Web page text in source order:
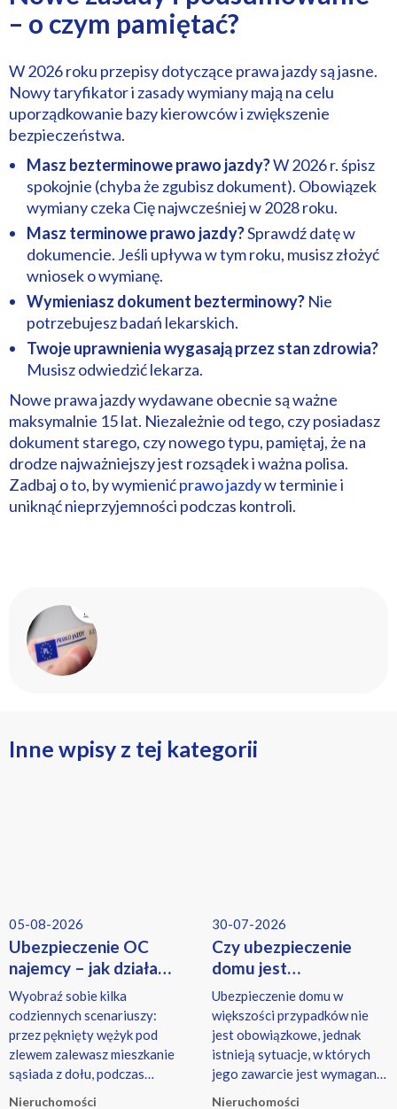
– o czym pamiętać?
W 2026 roku przepisy dotyczące prawa jazdy są jasne.
Nowy taryfikator i zasady wymiany mają na celu
uporządkowanie bazy kierowców i zwiększenie
bezpieczeństwa.
Masz bezterminowe prawo jazdy?W 2026 r. śpisz
spokojnie (chyba że zgubisz dokument). Obowiązek
wymiany czeka Cię najwcześniej w 2028 roku.
Masz terminowe prawo jazdy?Sprawdź datę w
dokumencie. Jeśli upływa w tym roku, musisz złożyć
wniosek o wymianę.
Wymieniasz dokument bezterminowy? Nie
potrzebujesz badań lekarskich.
Twoje uprawnienia wygasają przez stan zdrowia?
Musisz odwiedzić lekarza.
Nowe prawa jazdy wydawane obecnie są ważne
maksymalnie 15 lat. Niezależnie od tego, czy posiadasz
dokument starego, czy nowego typu, pamiętaj, że na
drodze najważniejszy jest rozsądek i ważna polisa.
Zadbaj o to, by wymienićprawo jazdyw terminie i
uniknąć nieprzyjemności podczas kontroli.
Inne wpisy z tej kategorii
05-08-2026
Ubezpieczenie OC
najemcy – jak działa
i co obejmuje?
Wyobraź sobie kilka
codziennych scenariuszy:
przez pęknięty wężyk pod
zlewem zalewasz mieszkanie
sąsiada z dołu, podczas
przesuwania mebli rysujesz
Nieruchomości
30-07-2026
Czy ubezpieczenie
domu jest
obowiązkowe? Kiedy
trzeba mieć polisę?
Ubezpieczenie domu w
większości przypadków nie
jest obowiązkowe, jednak
istnieją sytuacje, w których
jego zawarcie jest wymagane,
np. przy kredycie hipotecznym
Nieruchomości